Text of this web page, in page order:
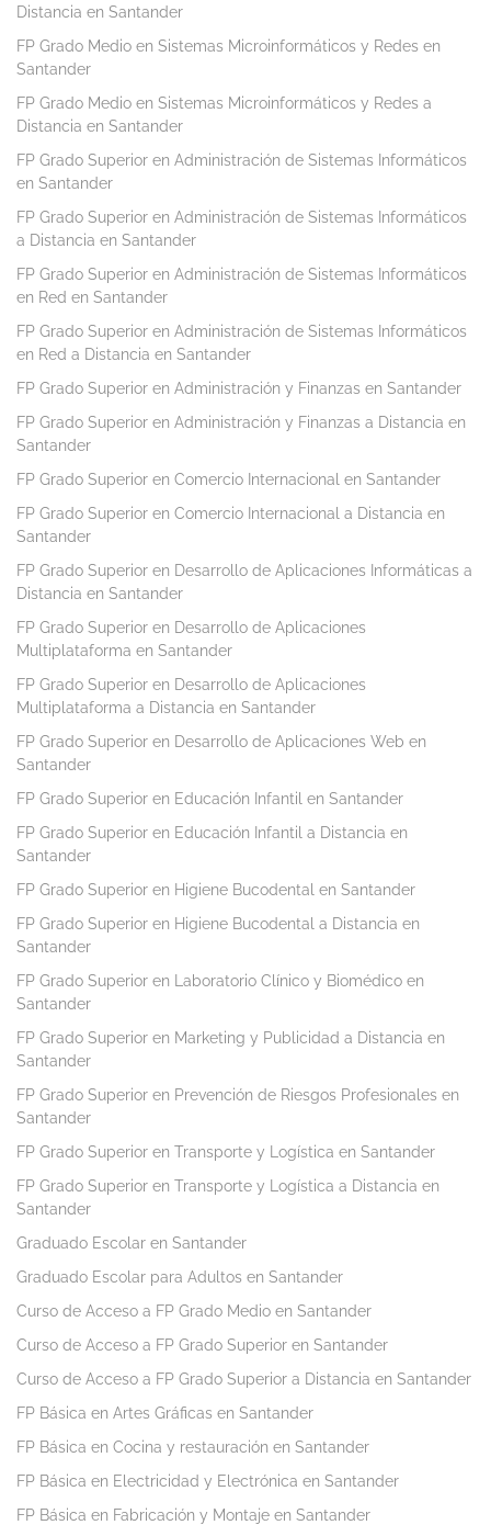
Distancia en Santander
FP Grado Medio en Sistemas Microinformáticos y Redes en
Santander
FP Grado Medio en Sistemas Microinformáticos y Redes a
Distancia en Santander
FP Grado Superior en Administración de Sistemas Informáticos
en Santander
FP Grado Superior en Administración de Sistemas Informáticos
a Distancia en Santander
FP Grado Superior en Administración de Sistemas Informáticos
en Red en Santander
FP Grado Superior en Administración de Sistemas Informáticos
en Red a Distancia en Santander
FP Grado Superior en Administración y Finanzas en Santander
FP Grado Superior en Administración y Finanzas a Distancia en
Santander
FP Grado Superior en Comercio Internacional en Santander
FP Grado Superior en Comercio Internacional a Distancia en
Santander
FP Grado Superior en Desarrollo de Aplicaciones Informáticas a
Distancia en Santander
FP Grado Superior en Desarrollo de Aplicaciones
Multiplataforma en Santander
FP Grado Superior en Desarrollo de Aplicaciones
Multiplataforma a Distancia en Santander
FP Grado Superior en Desarrollo de Aplicaciones Web en
Santander
FP Grado Superior en Educación Infantil en Santander
FP Grado Superior en Educación Infantil a Distancia en
Santander
FP Grado Superior en Higiene Bucodental en Santander
FP Grado Superior en Higiene Bucodental a Distancia en
Santander
FP Grado Superior en Laboratorio Clínico y Biomédico en
Santander
FP Grado Superior en Marketing y Publicidad a Distancia en
Santander
FP Grado Superior en Prevención de Riesgos Profesionales en
Santander
FP Grado Superior en Transporte y Logística en Santander
FP Grado Superior en Transporte y Logística a Distancia en
Santander
Graduado Escolar en Santander
Graduado Escolar para Adultos en Santander
Curso de Acceso a FP Grado Medio en Santander
Curso de Acceso a FP Grado Superior en Santander
Curso de Acceso a FP Grado Superior a Distancia en Santander
FP Básica en Artes Gráficas en Santander
FP Básica en Cocina y restauración en Santander
FP Básica en Electricidad y Electrónica en Santander
FP Básica en Fabricación y Montaje en Santander